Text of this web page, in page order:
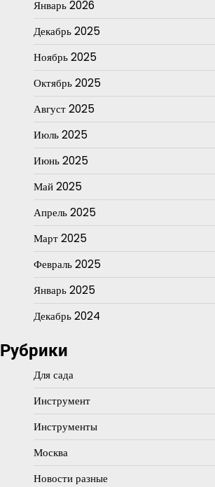
Январь 2026
Декабрь 2025
Ноябрь 2025
Октябрь 2025
Август 2025
Июль 2025
Июнь 2025
Май 2025
Апрель 2025
Март 2025
Февраль 2025
Январь 2025
Декабрь 2024
Рубрики
Для сада
Инструмент
Инструменты
Москва
Новости разные